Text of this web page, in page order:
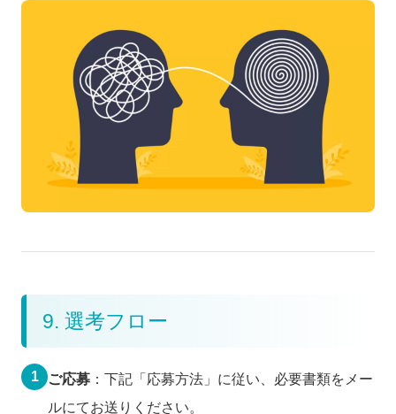
9. 選考フロー
1 ご応募 ：下記「応募方法」に従い、必要書類をメー
ルにてお送りください。